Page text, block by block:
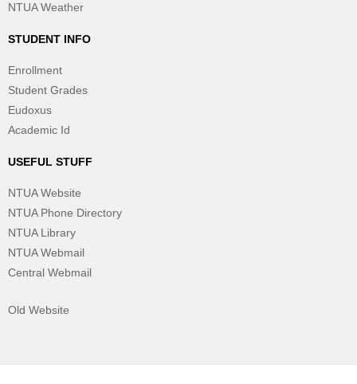
NTUA Weather
STUDENT INFO
Enrollment
Student Grades
Eudoxus
Academic Id
USEFUL STUFF
NTUA Website
NTUA Phone Directory
NTUA Library
NTUA Webmail
Central Webmail
Old Website